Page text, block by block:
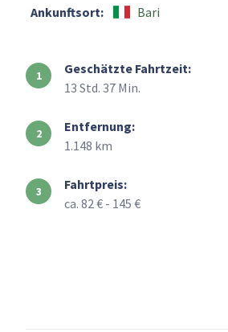
Ankunftsort:
Bari
Geschätzte Fahrtzeit:
13 Std. 37 Min.
Entfernung:
1.148 km
Fahrtpreis:
ca. 82 € - 145 €